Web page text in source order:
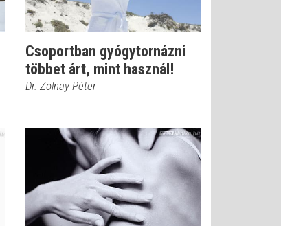
Csoportban gyógytornázni
többet árt, mint használ!
Dr. Zolnay Péter